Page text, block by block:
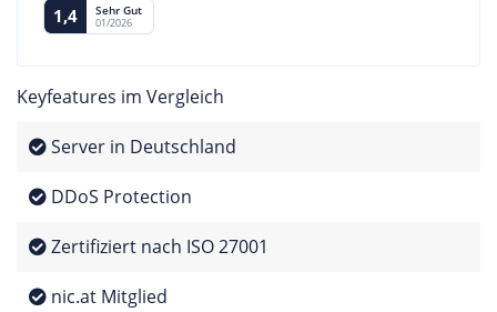
1,4 Sehr Gut
01/2026
Keyfeatures im Vergleich
Server in Deutschland
DDoS Protection
Zertifiziert nach ISO 27001
nic.at Mitglied